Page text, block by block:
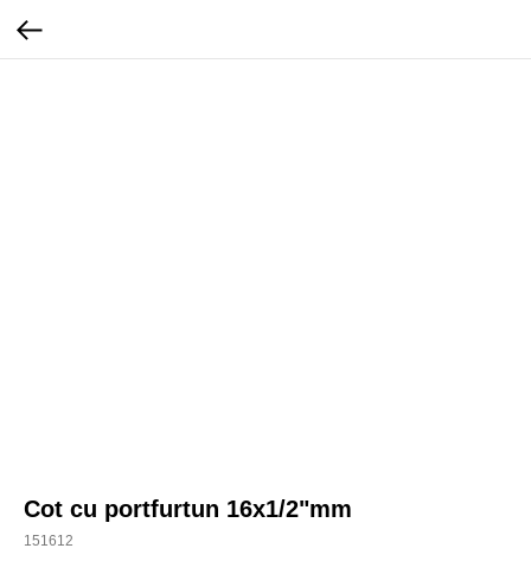
Cot cu portfurtun 16x1/2"mm
151612